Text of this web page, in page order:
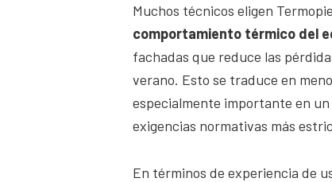
Muchos técnicos eligen
comportamiento térmico del
fachadas que reduce las
verano. Esto se traduce en
especialmente importante en
exigencias normativas más
En términos de experiencia de